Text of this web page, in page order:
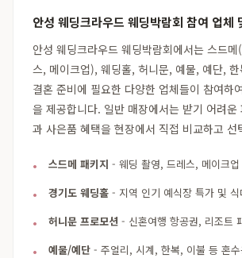
안성 웨딩크라우드 웨딩박람회 참여 업체
안성 웨딩크라우드 웨딩박람회에서는 스드메
스, 메이크업), 웨딩홀, 허니문, 예물, 예단,
결혼 준비에 필요한 다양한 업체들이 참여하
을 제공합니다. 일반 매장에서는 받기 어려운
과 사은품 혜택을 현장에서 직접 비교하고 선
스드메 패키지 - 웨딩 촬영, 드레스, 메이크업
경기도 웨딩홀 - 지역 인기 예식장 특가 및 식
허니문 프로모션 - 신혼여행 항공권, 리조트
예물/예단 - 주얼리, 시계, 한복, 이불 등 혼수